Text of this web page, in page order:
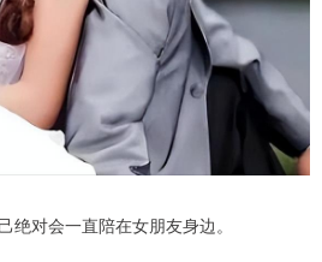
绝对会一直陪在女朋友身边。